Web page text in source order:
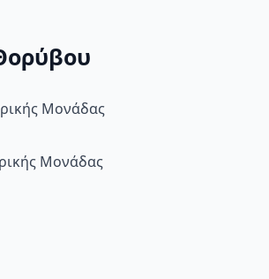
Μονάδας
Μονάδας